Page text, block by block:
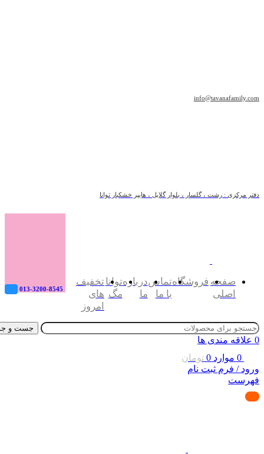
info@tavanafamily.com
دفتر مرکزی : رشت ، گلسار ، بلوار گلایل ، هایپر خشکبار توانا
013-3200-8545
صفحه
اصلی
فروشگاهتماس
با ما
درباره
ما
توانا
مگ
تخفیف
های
امروز
جست و
0 علاقه مندی ها
0 موارد 0 تومان
ورود / فرم ثبت نام
فهرست